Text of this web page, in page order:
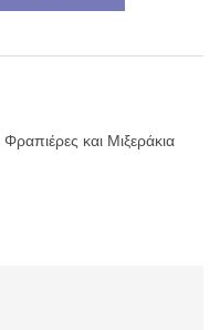
Φραπιέρες και Μιξεράκια